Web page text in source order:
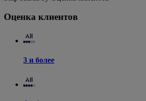
Оценка клиентов
3 и более